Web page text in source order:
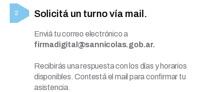
Solicitá un turno vía mail.
Enviá tu correo electrónico a
firmadigital@sannicolas.gob.ar.
Recibirás una respuesta con los días y horarios
disponibles. Contestá el mail para confirmar tu
asistencia.